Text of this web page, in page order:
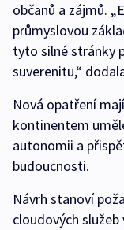
občanů a zájmů.
průmyslovou
tyto silné stránky
suverenitu,“
Nová opatření
kontinentem
autonomii a
budoucnosti.
Návrh stanoví
cloudových